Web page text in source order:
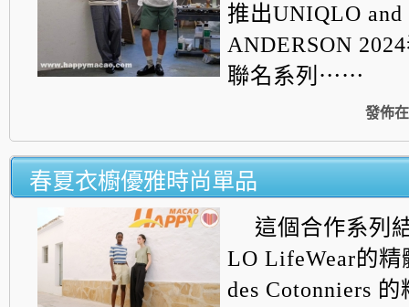
推出UNIQLO and
ANDERSON
聯名系列⋯⋯
發佈在
春夏衣櫥優雅時尚單品
這個合作系列
LO LifeWear的精
des Cotonniers